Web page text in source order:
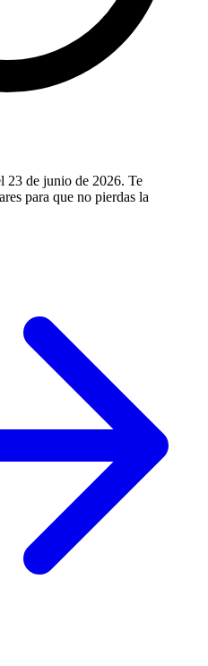
23 de junio de 2026. Te
para que no pierdas la